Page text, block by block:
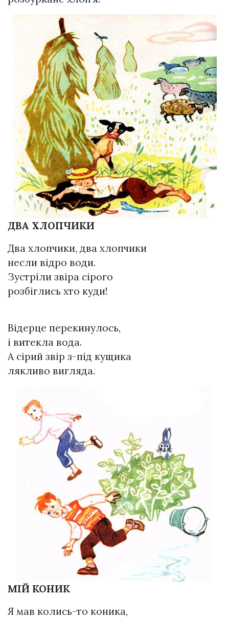
ДВА ХЛОПЧИКИ
Два хлопчики, два хлопчики
несли відро води.
Зустріли звіра сірого
розбіглись хто куди!
Відерце перекинулось,
і витекла вода.
А сірий звір з-під кущика
лякливо вигляда.
МІЙ КОНИК
Я мав колись-то коника,